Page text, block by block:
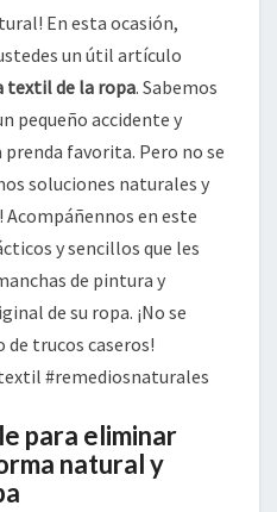
DE
FÁCIL
Y
EFECTIVA
En esta ocasión,
un útil artículo
textil de la ropa. Sabemos
pequeño accidente y
favorita. Pero no se
soluciones naturales y
en este
y sencillos que les
de pintura y
de su ropa. ¡No se
trucos caseros!
#remediosnaturales
para eliminar
natural y